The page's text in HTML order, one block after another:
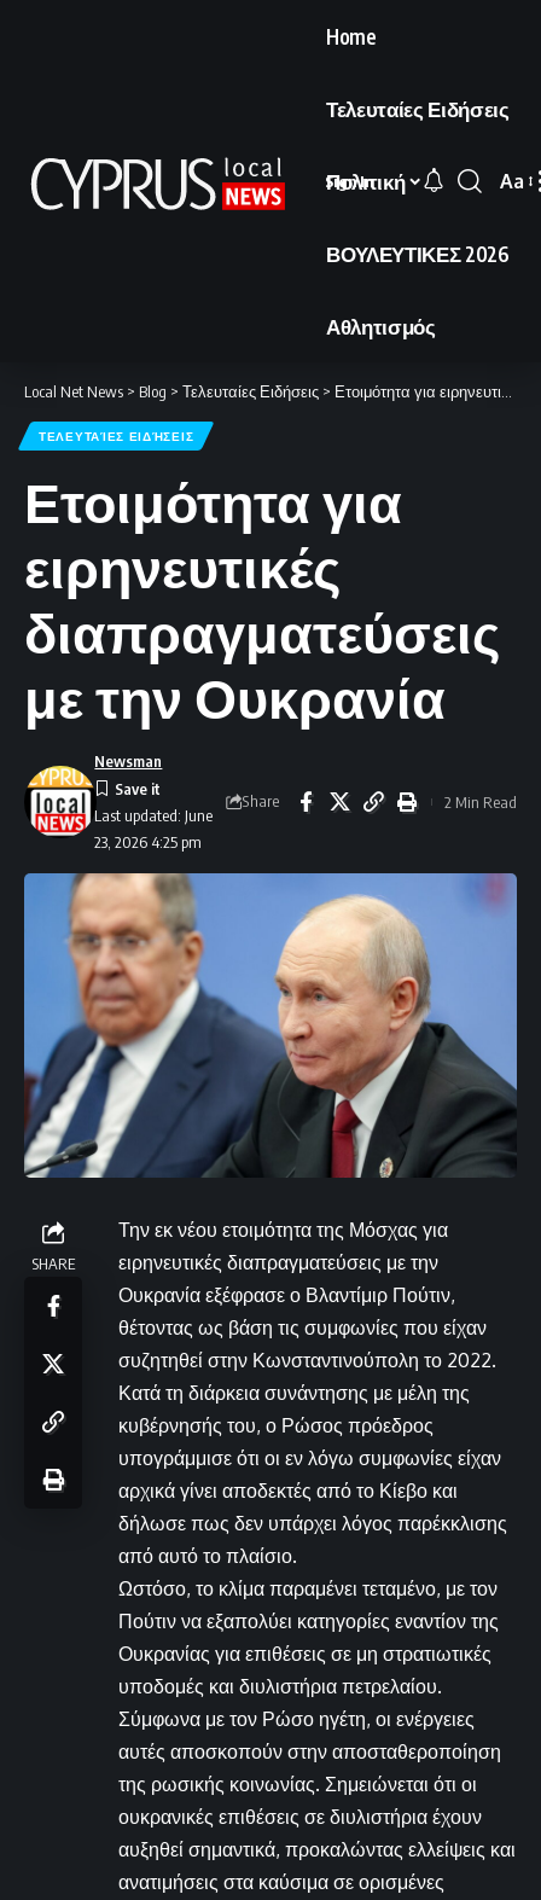
Home
Τελευταίες Ειδήσεις
Πολιτική
ΒΟΥΛΕΥΤΙΚΕΣ 2026
Αθλητισμός
Sign In
Font
Aa
Local Net News > Blog > Τελευταίες Ειδήσεις > Ετοιμότητα για ειρηνευτικές διαπραγματεύσεις με την Ουκρανία
ΤΕΛΕΥΤΑΊΕΣ ΕΙΔΉΣΕΙΣ
Ετοιμότητα για
ειρηνευτικές
διαπραγματεύσεις
με την Ουκρανία
Last updated: June
23, 2026 4:25 pm
Newsman
Share 2 Min Read
SHARE
Την εκ νέου ετοιμότητα της Μόσχας για
ειρηνευτικές διαπραγματεύσεις με την
Ουκρανία εξέφρασε ο Βλαντίμιρ Πούτιν,
θέτοντας ως βάση τις συμφωνίες που είχαν
συζητηθεί στην Κωνσταντινούπολη το 2022.
Κατά τη διάρκεια συνάντησης με μέλη της
κυβέρνησής του, ο Ρώσος πρόεδρος
υπογράμμισε ότι οι εν λόγω συμφωνίες είχαν
αρχικά γίνει αποδεκτές από το Κίεβο και
δήλωσε πως δεν υπάρχει λόγος παρέκκλισης
από αυτό το πλαίσιο.
Ωστόσο, το κλίμα παραμένει τεταμένο, με τον
Πούτιν να εξαπολύει κατηγορίες εναντίον της
Ουκρανίας για επιθέσεις σε μη στρατιωτικές
υποδομές και διυλιστήρια πετρελαίου.
Σύμφωνα με τον Ρώσο ηγέτη, οι ενέργειες
αυτές αποσκοπούν στην αποσταθεροποίηση
της ρωσικής κοινωνίας. Σημειώνεται ότι οι
ουκρανικές επιθέσεις σε διυλιστήρια έχουν
αυξηθεί σημαντικά, προκαλώντας ελλείψεις και
ανατιμήσεις στα καύσιμα σε ορισμένες